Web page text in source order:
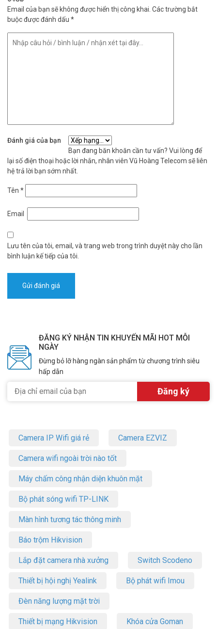
Email của bạn sẽ không được hiển thị công khai. Các trường bắt
buộc được đánh dấu *
Đánh giá của bạn
Bạn đang băn khoăn cần tư vấn? Vui lòng để
lại số điện thoại hoặc lời nhắn, nhân viên Vũ Hoàng Telecom sẽ liên
hệ trả lời bạn sớm nhất.
Tên *
Email
Lưu tên của tôi, email, và trang web trong trình duyệt này cho lần
bình luận kế tiếp của tôi.
ĐĂNG KÝ NHẬN TIN KHUYẾN MÃI HOT MỖI
NGÀY
Đừng bỏ lỡ hàng ngàn sản phẩm từ chương trình siêu
hấp dẫn
Camera IP Wifi giá rẻ Camera EZVIZ
Camera wifi ngoài trời nào tốt
Máy chấm công nhận diện khuôn mặt
Bộ phát sóng wifi TP-LINK
Màn hình tương tác thông minh
Báo trộm Hikvision
Lắp đặt camera nhà xưởng Switch Scodeno
Thiết bị hội nghị Yealink Bộ phát wifi Imou
Đèn năng lượng mặt trời
Thiết bị mạng Hikvision Khóa cửa Goman